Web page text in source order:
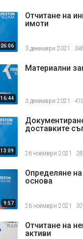
26:06
Отчитане на
имоти
3 декември 2021
16:44
Материални
3 декември 2021
13:09
доставките
26 ноември 2021
9:57
Определяне
основа
26 ноември 2021
Отчитане на
активи